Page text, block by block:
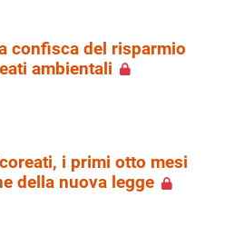
confisca del risparmio
ambientali
i primi otto mesi
della nuova legge